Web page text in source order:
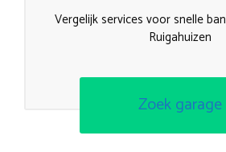
Vergelijk services voor snelle
Ruigahuizen
Zoek garage